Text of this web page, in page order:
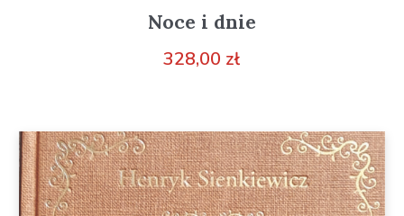
Noce i dnie
328,00 zł